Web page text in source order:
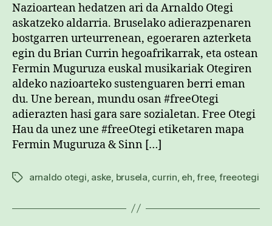
Nazioartean hedatzen ari da Arnaldo Otegi
askatzeko aldarria. Bruselako adierazpenaren
bostgarren urteurrenean, egoeraren azterketa
egin du Brian Currin hegoafrikarrak, eta ostean
Fermin Muguruza euskal musikariak Otegiren
aldeko nazioarteko sustenguaren berri eman
du. Une berean, mundu osan #freeOtegi
adierazten hasi gara sare sozialetan. Free Otegi
Hau da unez une #freeOtegi etiketaren mapa
Fermin Muguruza & Sinn […]
Etiketakarnaldo otegi, aske, brusela, currin, eh,free, freeotegi